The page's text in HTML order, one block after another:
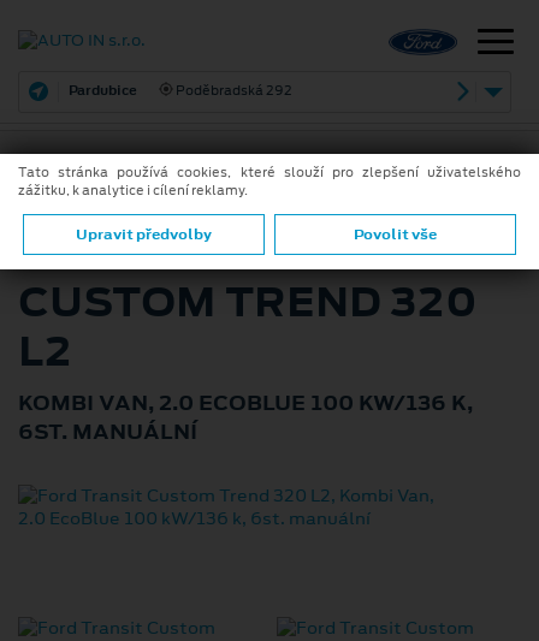
Pardubice Poděbradská 292
FORD TRANSIT
CUSTOM TREND 320
L2
KOMBI VAN, 2.0 ECOBLUE 100 KW/136 K,
6ST. MANUÁLNÍ
Tato stránka používá cookies, které slouží pro zlepšení uživatelského
zážitku, k analytice i cílení reklamy.
Upravit předvolby Povolit vše